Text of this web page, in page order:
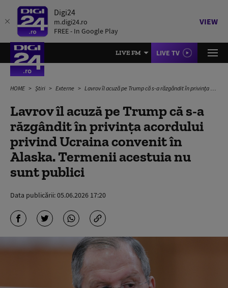
Digi24
m.digi24.ro
FREE - In Google Play
VIEW
LIVE FM LIVE TV
HOME Știri Externe Lavrov îl acuză pe Trump că s-a răzgândit în privința acordului privind Ucraina convenit în Alaska. Termenii acestuia nu sunt publici
Lavrov îl acuză pe Trump că s-a
răzgândit în privința acordului
privind Ucraina convenit în
Alaska. Termenii acestuia nu
sunt publici
Data publicării:05.06.2026 17:20